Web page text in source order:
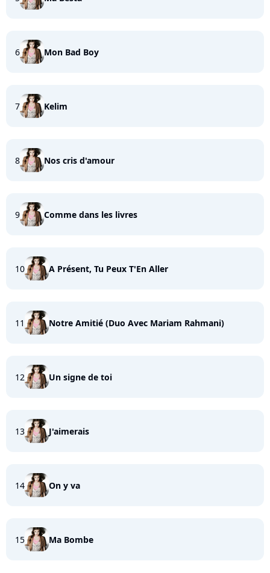
6 Mon Bad Boy
7 Kelim
8 Nos cris d'amour
9 Comme dans les livres
10 A Présent, Tu Peux T'En Aller
11 Notre Amitié (Duo Avec Mariam Rahmani)
12 Un signe de toi
13 J'aimerais
14 On y va
15 Ma Bombe